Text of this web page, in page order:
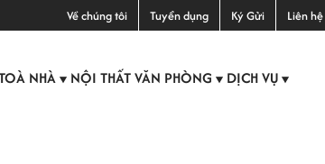
Về chúng tôi Tuyển dụng Ký Gửi Liên hệ
NHÀ ▼ NỘI THẤT VĂN PHÒNG ▼ DỊCH VỤ ▼